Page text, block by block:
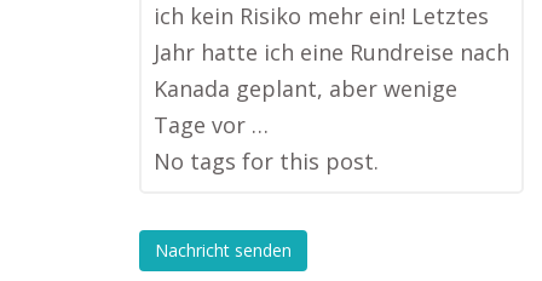
ich kein Risiko mehr ein! Letztes
Jahr hatte ich eine Rundreise nach
Kanada geplant, aber wenige
Tage vor …
No tags for this post.
Nachricht senden